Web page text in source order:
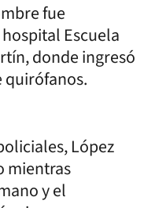
fue
Escuela
donde ingresó
quirófanos.
López
mientras
y el